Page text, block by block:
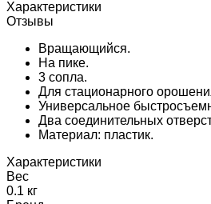
Характеристики
Отзывы
Вращающийся.
На пике.
3 сопла.
Для стационарного
Универсальное
Два соединительных
Материал: пластик.
Характеристики
Вес
0.1 кг